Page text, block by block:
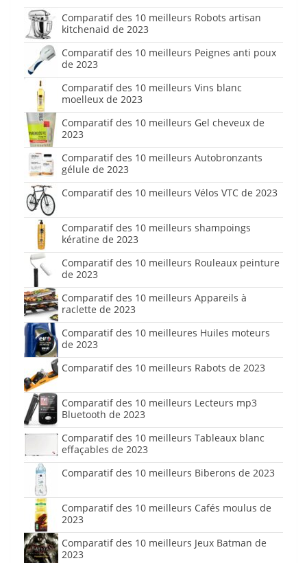
Comparatif des 10 meilleurs Robots artisan
kitchenaid de 2023
Comparatif des 10 meilleurs Peignes anti poux
de 2023
Comparatif des 10 meilleurs Vins blanc
moelleux de 2023
Comparatif des 10 meilleurs Gel cheveux de
2023
Comparatif des 10 meilleurs Autobronzants
gélule de 2023
Comparatif des 10 meilleurs Vélos VTC de 2023
Comparatif des 10 meilleurs shampoings
kératine de 2023
Comparatif des 10 meilleurs Rouleaux peinture
de 2023
Comparatif des 10 meilleurs Appareils à
raclette de 2023
Comparatif des 10 meilleures Huiles moteurs
de 2023
Comparatif des 10 meilleurs Rabots de 2023
Comparatif des 10 meilleurs Lecteurs mp3
Bluetooth de 2023
Comparatif des 10 meilleurs Tableaux blanc
effaçables de 2023
Comparatif des 10 meilleurs Biberons de 2023
Comparatif des 10 meilleurs Cafés moulus de
2023
Comparatif des 10 meilleurs Jeux Batman de
2023